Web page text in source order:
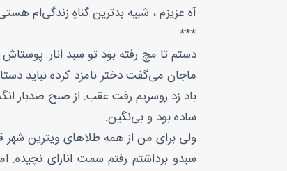
آه عزیزم ، شبیه بدترین گناهِ زندگی‌ام
***
دستم تا مچ رفته بود تو سبد انار.
ماجان می‌گفت دختر نامزد کرده نباید
باد زد روسریم رفت عقب. از صبح صدبار
ساده بود و بی‌نگین.
ولی برای من از همه طلاهای ویترین
سبدو برداشتم رفتم سمت انارای نچیده.